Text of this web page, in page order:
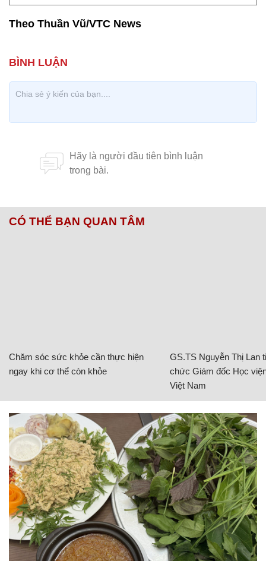
Theo Thuần Vũ/VTC News
CÓ THỂ BẠN QUAN TÂM
Chăm sóc sức khỏe cần thực hiện
ngay khi cơ thể còn khỏe
GS.TS Nguyễn Thị Lan
chức Giám đốc Học
Việt Nam